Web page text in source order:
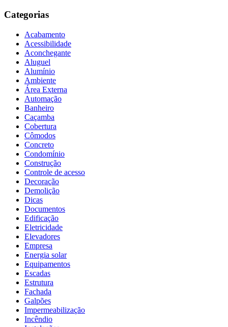
Categorias
Acabamento
Acessibilidade
Aconchegante
Aluguel
Alumínio
Ambiente
Área Externa
Automação
Banheiro
Caçamba
Cobertura
Cômodos
Concreto
Condomínio
Construção
Controle de acesso
Decoração
Demolição
Dicas
Documentos
Edificação
Eletricidade
Elevadores
Empresa
Energia solar
Equipamentos
Escadas
Estrutura
Fachada
Galpões
Impermeabilização
Incêndio